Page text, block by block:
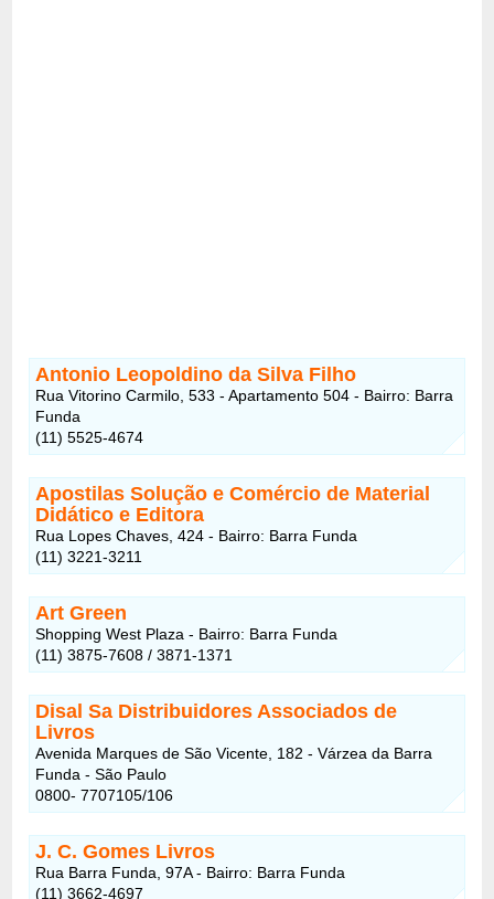
Antonio Leopoldino da Silva Filho
Rua Vitorino Carmilo, 533 - Apartamento 504 - Bairro: Barra
Funda
(11) 5525-4674
Apostilas Solução e Comércio de Material
Didático e Editora
Rua Lopes Chaves, 424 - Bairro: Barra Funda
(11) 3221-3211
Art Green
Shopping West Plaza - Bairro: Barra Funda
(11) 3875-7608 / 3871-1371
Disal Sa Distribuidores Associados de
Livros
Avenida Marques de São Vicente, 182 - Várzea da Barra
Funda - São Paulo
0800- 7707105/106
J. C. Gomes Livros
Rua Barra Funda, 97A - Bairro: Barra Funda
(11) 3662-4697